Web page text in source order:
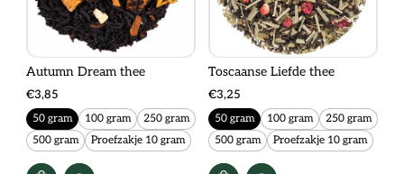
Autumn Dream thee
€3,85
50 gram 100 gram
250 gram
500 gram
Proefzakje 10 gram
Toscaanse Liefde thee
€3,25
50 gram 100 gram
250 gram
500 gram
Proefzakje 10 gram